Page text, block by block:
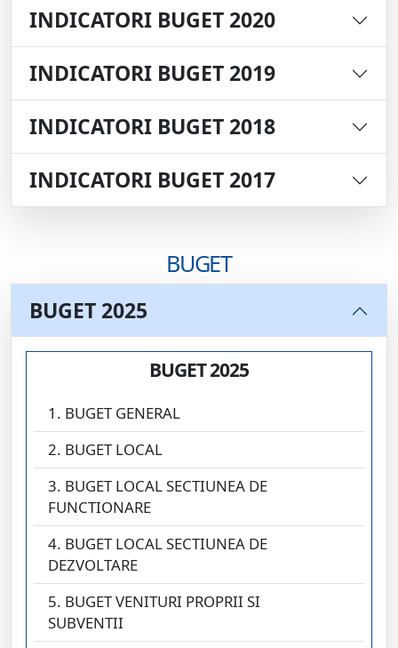
INDICATORI BUGET 2020
INDICATORI BUGET 2019
INDICATORI BUGET 2018
INDICATORI BUGET 2017
BUGET
BUGET 2025
BUGET 2025
1. BUGET GENERAL
2. BUGET LOCAL
3. BUGET LOCAL SECTIUNEA DE
FUNCTIONARE
4. BUGET LOCAL SECTIUNEA DE
DEZVOLTARE
5. BUGET VENITURI PROPRII SI
SUBVENTII